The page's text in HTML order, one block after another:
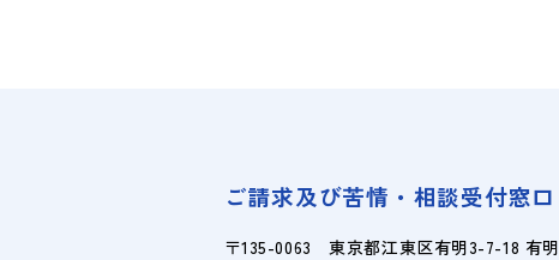
ご請求及び苦情・相談受付窓口
〒135-0063 東京都江東区有明3-7-18 有